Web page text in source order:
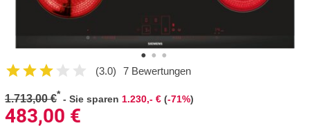
(3.0) 7 Bewertungen
1.713,00 €* - Sie sparen 1.230,- € (-71%)
483,00 €